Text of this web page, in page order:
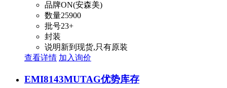
品牌ON(安森美)
数量25900
批号23+
封装
说明新到现货,只有原装
查看详情 加入询价
EMI8143MUTAG优势库存